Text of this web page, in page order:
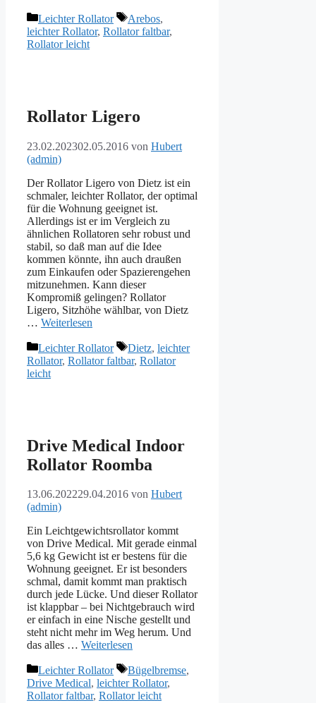
Kategorien
Leichter Rollator Schlagwörter
Arebos,
leichter Rollator, Rollator faltbar,
Rollator leicht
Rollator Ligero
23.02.202302.05.2016 von Hubert
(admin)
Der Rollator Ligero von Dietz ist ein
schmaler, leichter Rollator, der optimal
für die Wohnung geeignet ist.
Allerdings ist er im Vergleich zu
ähnlichen Rollatoren sehr robust und
stabil, so daß man auf die Idee
kommen könnte, ihn auch draußen
zum Einkaufen oder Spazierengehen
mitzunehmen. Kann dieser
Kompromiß gelingen? Rollator
Ligero, Sitzhöhe wählbar, von Dietz
… Weiterlesen
Kategorien
Leichter Rollator Schlagwörter
Dietz, leichter
Rollator, Rollator faltbar, Rollator
leicht
Drive Medical Indoor
Rollator Roomba
13.06.202229.04.2016 von Hubert
(admin)
Ein Leichtgewichtsrollator kommt
von Drive Medical. Mit gerade einmal
5,6 kg Gewicht ist er bestens für die
Wohnung geeignet. Er ist besonders
schmal, damit kommt man praktisch
durch jede Lücke. Und dieser Rollator
ist klappbar – bei Nichtgebrauch wird
er einfach in eine Nische gestellt und
steht nicht mehr im Weg herum. Und
das alles … Weiterlesen
Kategorien
Leichter Rollator Schlagwörter
Bügelbremse,
Drive Medical, leichter Rollator,
Rollator faltbar, Rollator leicht